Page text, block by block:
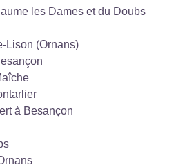
les Dames et du Doubs
Lison (Ornans)
à Besançon